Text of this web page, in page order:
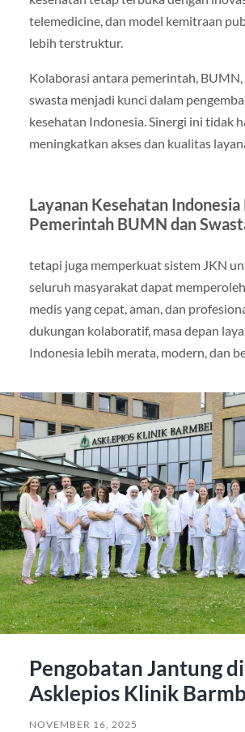
telemedicine, dan model kemitraan
lebih terstruktur.
Kolaborasi antara pemerintah,
swasta menjadi kunci dalam
kesehatan Indonesia. Sinergi ini tidak
meningkatkan akses dan kualitas
Layanan Kesehatan
Pemerintah BUMN dan
tetapi juga memperkuat sistem JKN
seluruh masyarakat dapat
medis yang cepat, aman, dan
dukungan kolaboratif, masa depan
Indonesia lebih merata, modern, dan
Pengobatan Jantung di
Asklepios Klinik
NOVEMBER 16, 2025